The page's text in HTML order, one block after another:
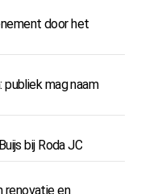
door het
mag naam
bij Roda JC
renovatie en